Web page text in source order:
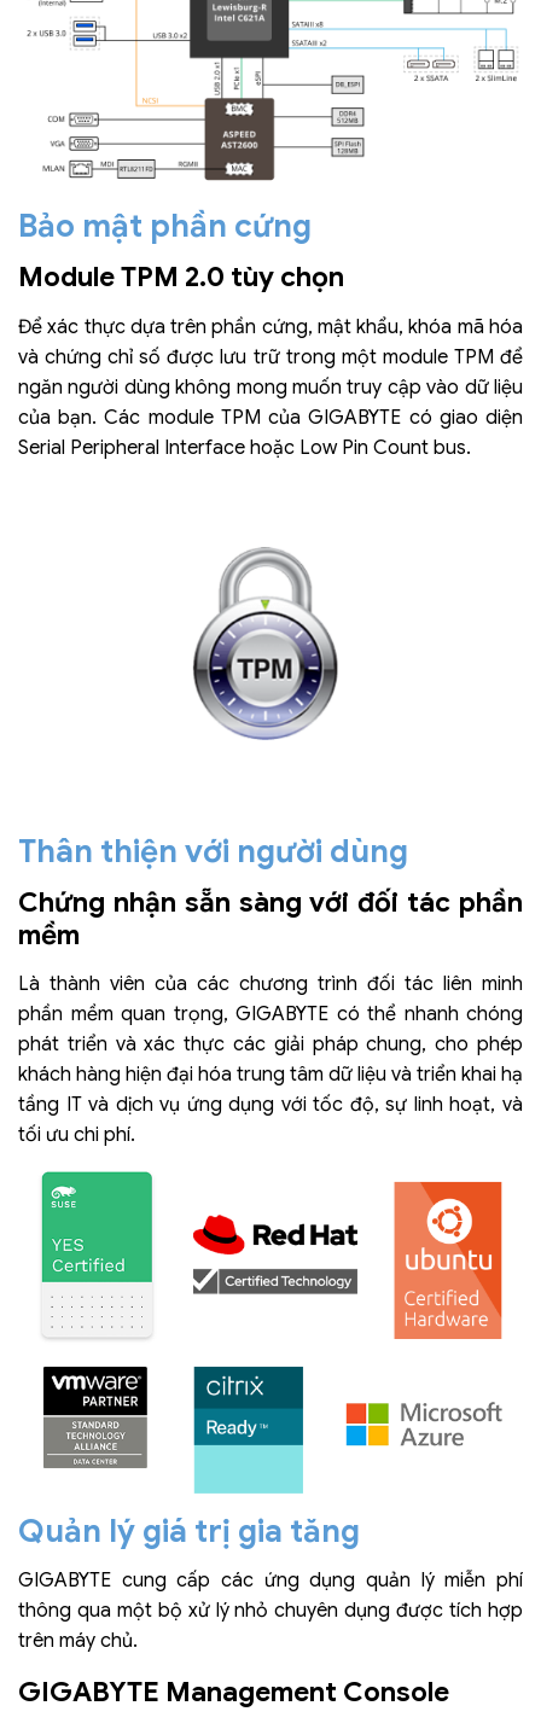
Bảo mật phần cứng
Module TPM 2.0 tùy chọn
Để xác thực dựa trên phần cứng, mật khẩu, khóa mã hóa
và chứng chỉ số được lưu trữ trong một module TPM để
ngăn người dùng không mong muốn truy cập vào dữ liệu
của bạn. Các module TPM của GIGABYTE có giao diện
Serial Peripheral Interface hoặc Low Pin Count bus.
Thân thiện với người dùng
Chứng nhận sẵn sàng với đối tác phần
mềm
Là thành viên của các chương trình đối tác liên minh
phần mềm quan trọng, GIGABYTE có thể nhanh chóng
phát triển và xác thực các giải pháp chung, cho phép
khách hàng hiện đại hóa trung tâm dữ liệu và triển khai hạ
tầng IT và dịch vụ ứng dụng với tốc độ, sự linh hoạt, và
tối ưu chi phí.
Quản lý giá trị gia tăng
GIGABYTE cung cấp các ứng dụng quản lý miễn phí
thông qua một bộ xử lý nhỏ chuyên dụng được tích hợp
trên máy chủ.
GIGABYTE Management Console